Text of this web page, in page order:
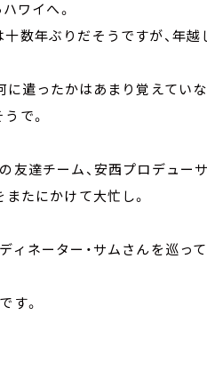
ワイへ。
数年ぶりだそうですが、年越
に遣ったかはあまり覚えてい
で。
友達チーム、安西プロデュ
たにかけて大忙し。
ィネーター・サムさんを巡っ
す。